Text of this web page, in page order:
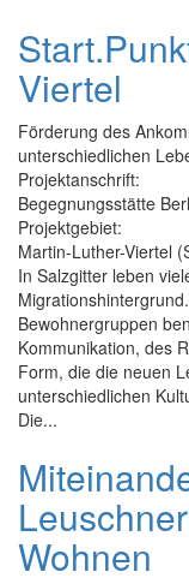
Viertel
Förderung des
unterschiedlichen
Projektanschrift:
Begegnungsstätte
Projektgebiet:
Martin-Luther-Viertel
In Salzgitter leben
Bewohnergruppen
Kommunikation, des
Form, die die neuen
unterschiedlichen
Die...
Wohnen